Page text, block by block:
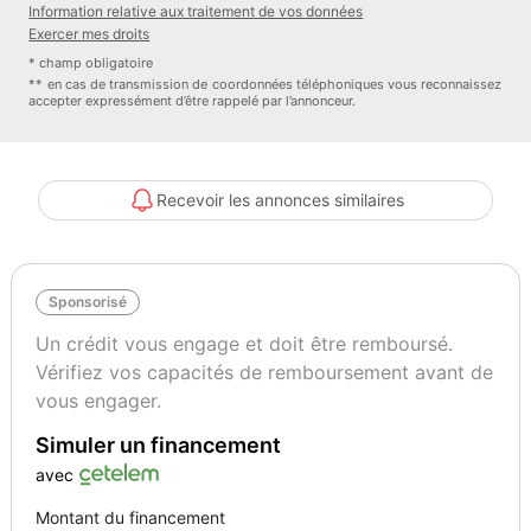
Achat à distance avec signature éléctronique
Livraison possible dans toute la France
Extension de garantie jusqu'à 48 mois
Gestion des formalités administratives et demande de carte grise
Climatisation automatique confort 2 zones
Coques de rétroviseurs noir grainé
6 haut-parleurs passifs ; 4 à l?avant avec 40 watts et 2 à l?arrière
avec 20 watts
Accoudoir central avant
Accoudoirs de portières en simili-cuir
Affichage du contrôle de la pression des pneumatiques
Airbags latéraux à l'avant et système d'airbags de tête
Information relative aux traitement de vos données
Exercer mes droits
* champ obligatoire
** en cas de transmission de coordonnées téléphoniques vous reconnaissez
accepter expressément d’être rappelé par l’annonceur.
Recevoir les annonces similaires
Sponsorisé
Un crédit vous engage et doit être remboursé.
Vérifiez vos capacités de remboursement avant de
vous engager.
Simuler un financement
avec
Montant du financement